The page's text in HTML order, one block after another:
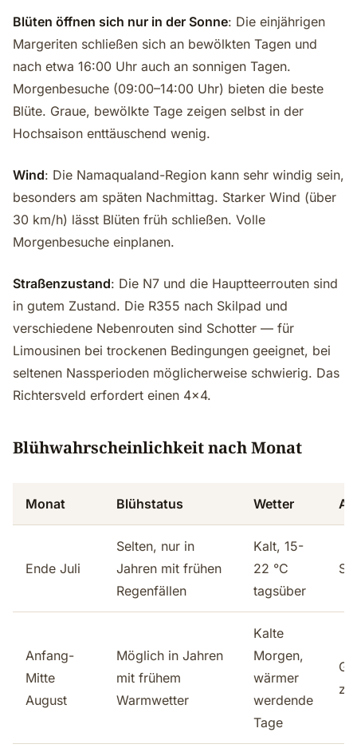
Blüten öffnen sich nur in der Sonne: Die einjährigen
Margeriten schließen sich an bewölkten Tagen und
nach etwa 16:00 Uhr auch an sonnigen Tagen.
Morgenbesuche (09:00–14:00 Uhr) bieten die beste
Blüte. Graue, bewölkte Tage zeigen selbst in der
Hochsaison enttäuschend wenig.
Wind: Die Namaqualand-Region kann sehr windig sein,
besonders am späten Nachmittag. Starker Wind (über
30 km/h) lässt Blüten früh schließen. Volle
Morgenbesuche einplanen.
Straßenzustand: Die N7 und die Hauptteerrouten sind
in gutem Zustand. Die R355 nach Skilpad und
verschiedene Nebenrouten sind Schotter — für
Limousinen bei trockenen Bedingungen geeignet, bei
seltenen Nassperioden möglicherweise schwierig. Das
Richtersveld erfordert einen 4x4.
Blühwahrscheinlichkeit nach Monat
Monat Blühstatus Wetter
Ende Juli
Selten, nur in
Jahren mit frühen
Regenfällen
Kalt, 15-
22 °C
tagsüber
Anfang-
Mitte
August
Möglich in Jahren
mit frühem
Warmwetter
Kalte
Morgen,
wärmer
werdende
Tage